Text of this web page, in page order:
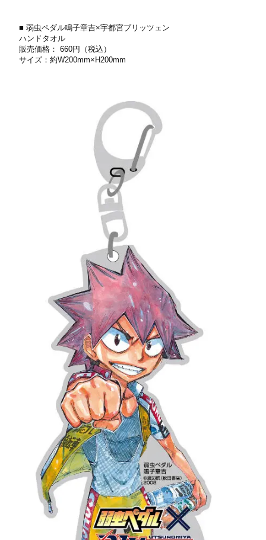
■ 弱⾍ペダル鳴⼦章吉×宇都宮ブリッツェン
ハンドタオル
販売価格： 660円（税込）
サイズ：約W200mm×H200mm